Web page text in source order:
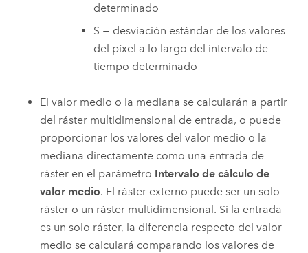
determinado
S = desviación estándar de los valores
del píxel a lo largo del intervalo de
tiempo determinado
El valor medio o la mediana se calcularán a partir
del ráster multidimensional de entrada, o puede
proporcionar los valores del valor medio o la
mediana directamente como una entrada de
ráster en el parámetro Intervalo de cálculo de
valor medio. El ráster externo puede ser un solo
ráster o un ráster multidimensional. Si la entrada
es un solo ráster, la diferencia respecto del valor
medio se calculará comparando los valores de